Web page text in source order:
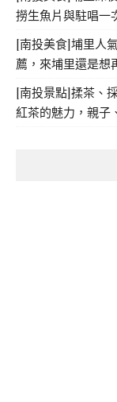
撈生魚片與駐唱一
[南投美食]埔里人
薦，來埔里還是想
[南投景點]揉茶、
紅茶的魅力，親子